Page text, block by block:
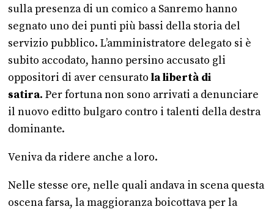
sulla presenza di un comico a Sanremo hanno
segnato uno dei punti più bassi della storia del
servizio pubblico. L’amministratore delegato si è
subito accodato, hanno persino accusato gli
oppositori di aver censurato la libertà di
satira. Per fortuna non sono arrivati a denunciare
il nuovo editto bulgaro contro i talenti della destra
dominante.
Veniva da ridere anche a loro.
Nelle stesse ore, nelle quali andava in scena questa
oscena farsa, la maggioranza boicottava per la